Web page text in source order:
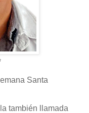
Santa
también llamada